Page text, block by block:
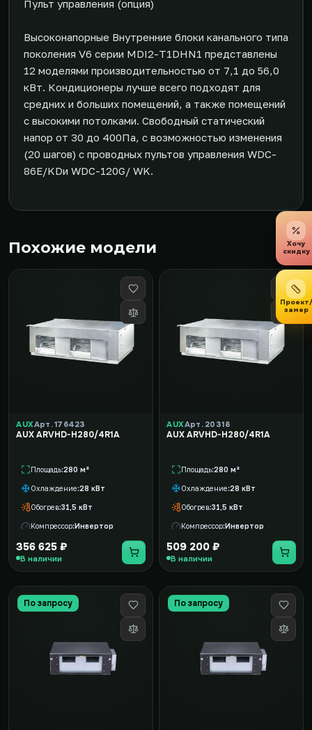
Пульт управления (опция)
Высоконапорные Внутренние блоки канального типа
поколения V6 серии MDI2-T1DHN1 представлены
12 моделями производительностью от 7,1 до 56,0
кВт. Кондиционеры лучше всего подходят для
средних и больших помещений, а также помещений
с высокими потолками. Свободный статический
напор от 30 до 400Па, с возможностью изменения
(20 шагов) с проводных пультов управления WDC-
86E/KDи WDC-120G/ WK.
Похожие модели
AUXАрт. 176423
AUX ARVHD-H280/4R1A
Площадь 280 м²
Охлаждение 28 кВт
Обогрев 31,5 кВт
Компрессор Инвертор
356 625 ₽
В наличии
AUXАрт. 20318
AUX ARVHD-H280/4R1A
Площадь 280 м²
Охлаждение 28 кВт
Обогрев 31,5 кВт
Компрессор Инвертор
509 200 ₽
В наличии
По запросу По запросу
Хочу
скидку
Проект/
замер